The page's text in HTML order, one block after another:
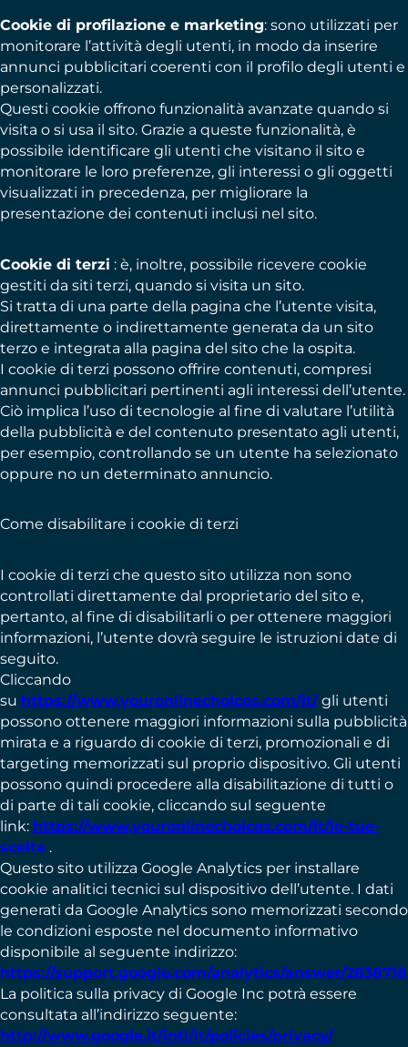
Cookie di profilazione e marketing: sono utilizzati per
monitorare l’attività degli utenti, in modo da inserire
annunci pubblicitari coerenti con il profilo degli utenti e
personalizzati.
Questi cookie offrono funzionalità avanzate quando si
visita o si usa il sito. Grazie a queste funzionalità, è
possibile identificare gli utenti che visitano il sito e
monitorare le loro preferenze, gli interessi o gli oggetti
visualizzati in precedenza, per migliorare la
presentazione dei contenuti inclusi nel sito.
Cookie di terzi : è, inoltre, possibile ricevere cookie
gestiti da siti terzi, quando si visita un sito.
Si tratta di una parte della pagina che l’utente visita,
direttamente o indirettamente generata da un sito
terzo e integrata alla pagina del sito che la ospita.
I cookie di terzi possono offrire contenuti, compresi
annunci pubblicitari pertinenti agli interessi dell’utente.
Ciò implica l’uso di tecnologie al fine di valutare l’utilità
della pubblicità e del contenuto presentato agli utenti,
per esempio, controllando se un utente ha selezionato
oppure no un determinato annuncio.
Come disabilitare i cookie di terzi
I cookie di terzi che questo sito utilizza non sono
controllati direttamente dal proprietario del sito e,
pertanto, al fine di disabilitarli o per ottenere maggiori
informazioni, l’utente dovrà seguire le istruzioni date di
seguito.
Cliccando
su https://www.youronlinechoices.com/it/gli utenti
possono ottenere maggiori informazioni sulla pubblicità
mirata e a riguardo di cookie di terzi, promozionali e di
targeting memorizzati sul proprio dispositivo. Gli utenti
possono quindi procedere alla disabilitazione di tutti o
di parte di tali cookie, cliccando sul seguente
link: https://www.youronlinechoices.com/it/le-tue-
scelte .
Questo sito utilizza Google Analytics per installare
cookie analitici tecnici sul dispositivo dell’utente. I dati
generati da Google Analytics sono memorizzati secondo
le condizioni esposte nel documento informativo
disponibile al seguente indirizzo:
https://support.google.com/analytics/answer/2838718
La politica sulla privacy di Google Inc potrà essere
consultata all’indirizzo seguente:
http://www.google.it/intl/it/policies/privacy/